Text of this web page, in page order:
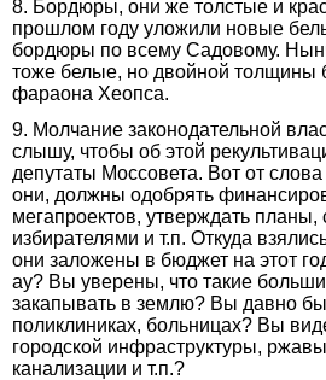
8. Бордюры, они же толстые и
прошлом году уложили новые
бордюры по всему Садовому.
тоже белые, но двойной
фараона Хеопса.
9. Молчание законодательной
слышу, чтобы об этой
депутаты Моссовета. Вот от
они, должны одобрять
мегапроектов, утверждать планы,
избирателями и т.п. Откуда
они заложены в бюджет на этот
ау? Вы уверены, что такие
закапывать в землю? Вы давно
поликлиниках, больницах? Вы
городской инфраструктуры,
канализации и т.п.?